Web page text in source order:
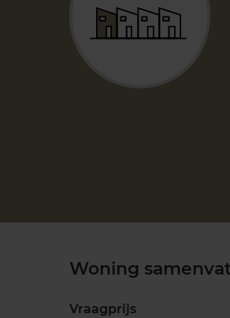
Woning
Vraagprijs